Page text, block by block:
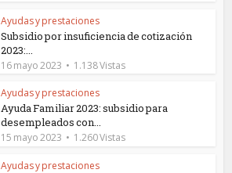
Ayudas y prestaciones
Subsidio por insuficiencia de cotización
2023:...
16 mayo 2023 1.138 Vistas
Ayudas y prestaciones
Ayuda Familiar 2023: subsidio para
desempleados con...
15 mayo 2023 1.260 Vistas
Ayudas y prestaciones